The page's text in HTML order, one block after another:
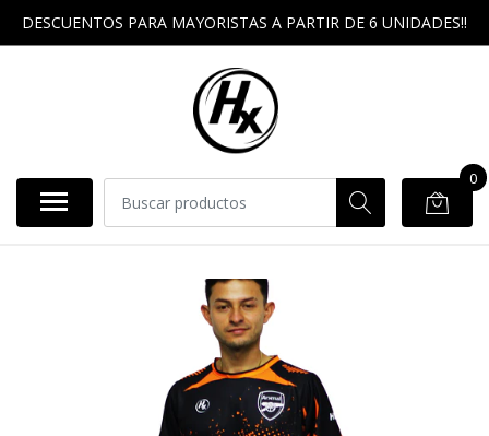
DESCUENTOS PARA MAYORISTAS A PARTIR DE 6 UNIDADES!!
0